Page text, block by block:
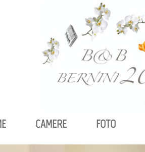
CAMERE FOTO